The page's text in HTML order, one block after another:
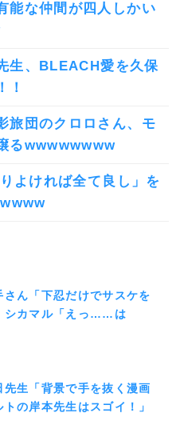
能な仲間が四人しかい
生、BLEACH愛を久保
！
旅団のクロロさん、モ
るwwwwwwww
よければ全て良し」を
さん「下忍だけでサスケを
シカマル「えっ……は
先生「背景で手を抜く漫画
の岸本先生はスゴイ！」